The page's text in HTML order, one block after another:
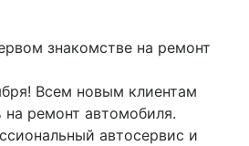
знакомстве на ремонт
Всем новым клиентам
на ремонт автомобиля.
автосервис и